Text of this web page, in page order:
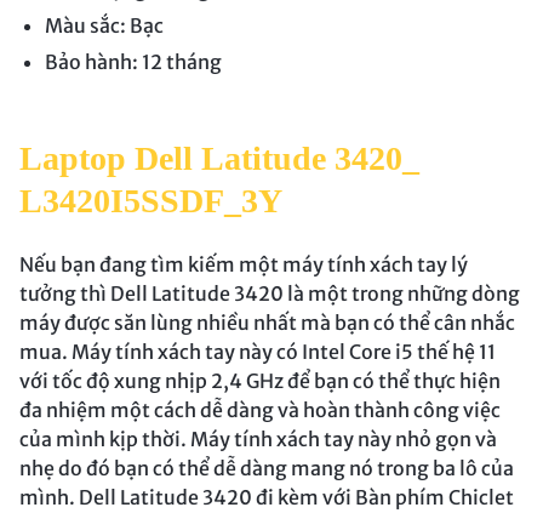
Màu sắc: Bạc
Bảo hành: 12 tháng
Laptop Dell Latitude 3420_
L3420I5SSDF_3Y
Nếu bạn đang tìm kiếm một máy tính xách tay lý
tưởng thì Dell Latitude 3420 là một trong những dòng
máy được săn lùng nhiều nhất mà bạn có thể cân nhắc
mua. Máy tính xách tay này có Intel Core i5 thế hệ 11
với tốc độ xung nhịp 2,4 GHz để bạn có thể thực hiện
đa nhiệm một cách dễ dàng và hoàn thành công việc
của mình kịp thời. Máy tính xách tay này nhỏ gọn và
nhẹ do đó bạn có thể dễ dàng mang nó trong ba lô của
mình. Dell Latitude 3420 đi kèm với Bàn phím Chiclet